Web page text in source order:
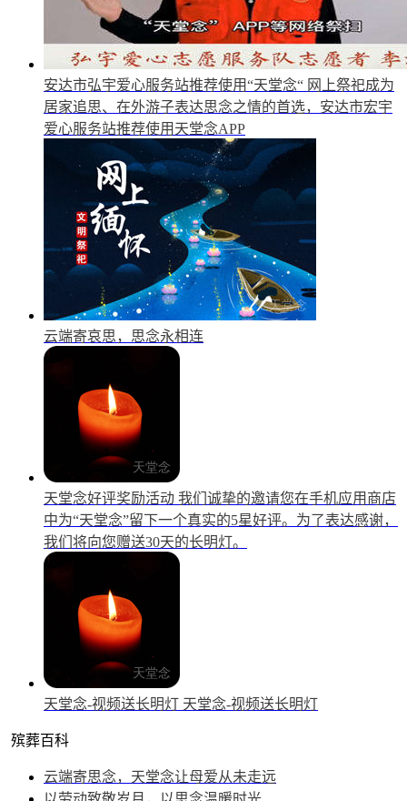
安达市弘宇爱心服务站推荐使用“天堂念“ 网上祭祀成为
居家追思、在外游子表达思念之情的首选，安达市宏宇
爱心服务站推荐使用天堂念APP
云端寄哀思，思念永相连
天堂念好评奖励活动 我们诚挚的邀请您在手机应用商店
中为“天堂念”留下一个真实的5星好评。为了表达感谢，
我们将向您赠送30天的长明灯。
天堂念-视频送长明灯 天堂念-视频送长明灯
殡葬百科
云端寄思念，天堂念让母爱从未走远